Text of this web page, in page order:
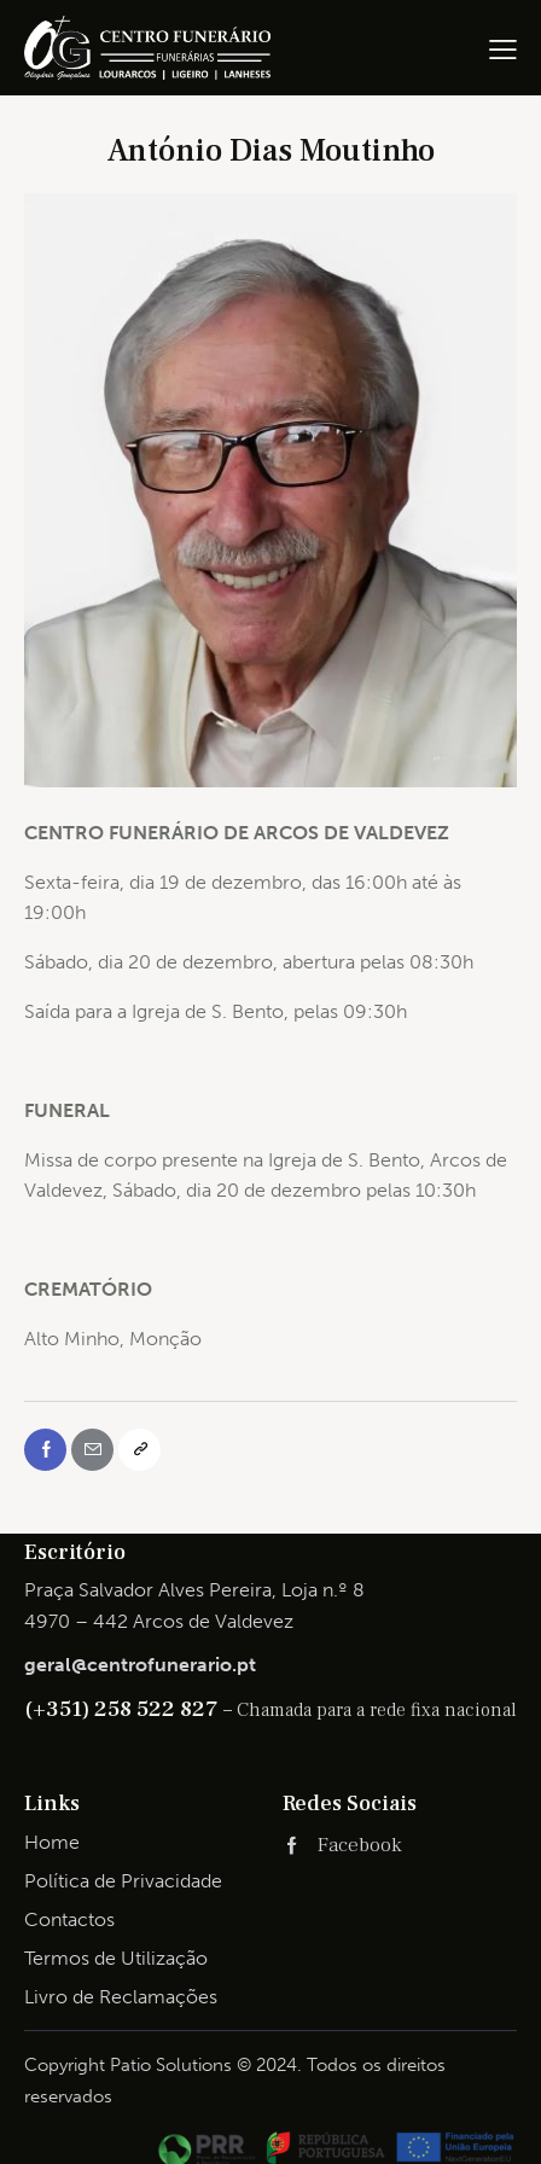
António Dias Moutinho
CENTRO FUNERÁRIO DE ARCOS DE VALDEVEZ
Sexta-feira, dia 19 de dezembro, das 16:00h até às
19:00h
Sábado, dia 20 de dezembro, abertura pelas 08:30h
Saída para a Igreja de S. Bento, pelas 09:30h
FUNERAL
Missa de corpo presente na Igreja de S. Bento, Arcos de
Valdevez, Sábado, dia 20 de dezembro pelas 10:30h
CREMATÓRIO
Alto Minho, Monção
Escritório
Praça Salvador Alves Pereira, Loja n.º 8
4970 – 442 Arcos de Valdevez
geral@centrofunerario.pt
(+351) 258 522 827 – Chamada para a rede fixa nacional
Links
Home
Política de Privacidade
Contactos
Termos de Utilização
Livro de Reclamações
Redes Sociais
Facebook
Copyright Patio Solutions © 2024. Todos os direitos
reservados